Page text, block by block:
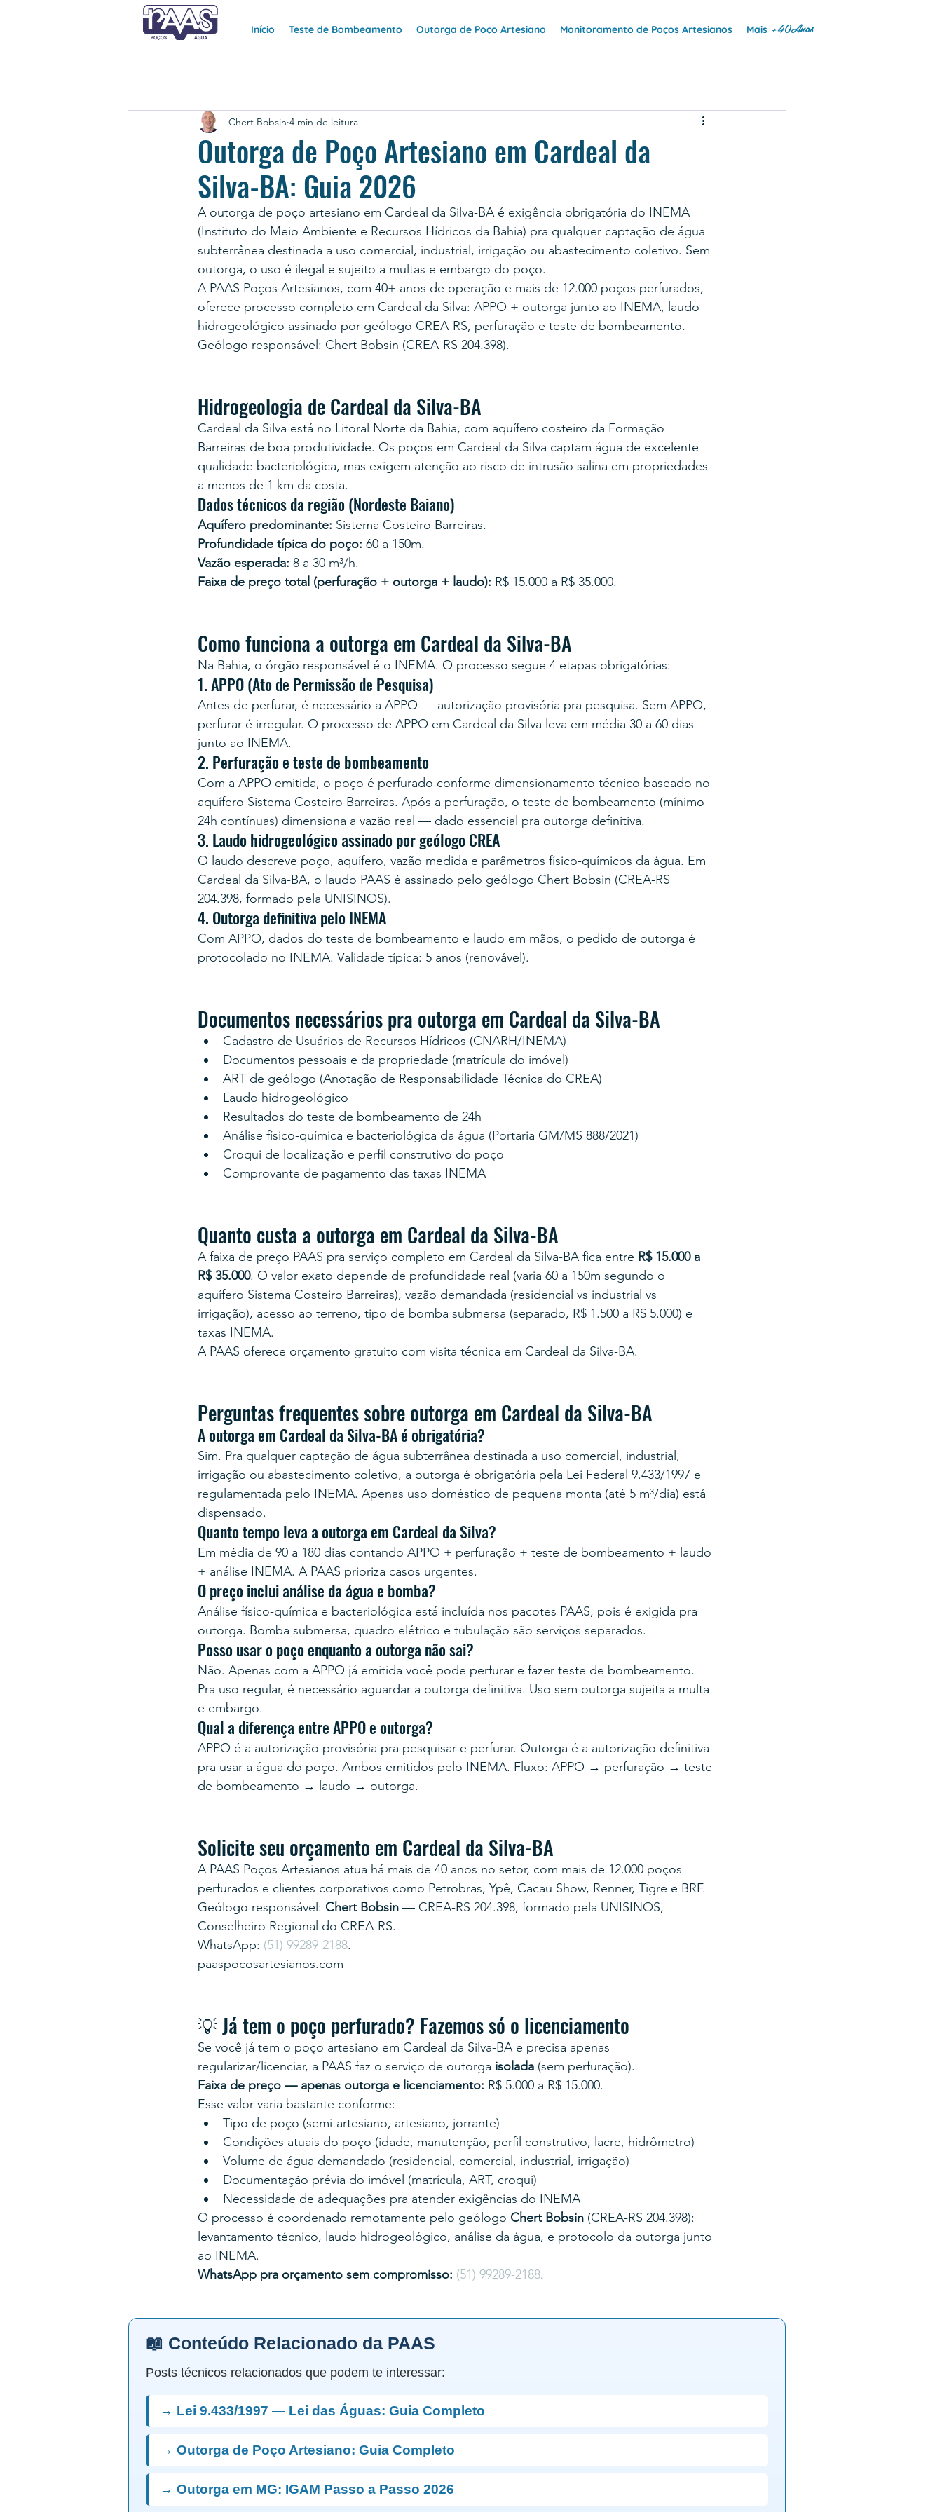
Início Teste de Bombeamento Outorga de Poço Artesiano Monitoramento de Poços Artesianos Mais +40Anos
Outorga de Poço Artesiano em Cardeal da
Silva-BA: Guia 2026
Chert Bobsin 4 min de leitura
A outorga de poço artesiano em Cardeal da Silva-BA é exigência obrigatória do INEMA
(Instituto do Meio Ambiente e Recursos Hídricos da Bahia) pra qualquer captação de água
subterrânea destinada a uso comercial, industrial, irrigação ou abastecimento coletivo. Sem
outorga, o uso é ilegal e sujeito a multas e embargo do poço.
A PAAS Poços Artesianos, com 40+ anos de operação e mais de 12.000 poços perfurados,
oferece processo completo em Cardeal da Silva: APPO + outorga junto ao INEMA, laudo
hidrogeológico assinado por geólogo CREA-RS, perfuração e teste de bombeamento.
Geólogo responsável: Chert Bobsin (CREA-RS 204.398).
Hidrogeologia de Cardeal da Silva-BA
Cardeal da Silva está no Litoral Norte da Bahia, com aquífero costeiro da Formação
Barreiras de boa produtividade. Os poços em Cardeal da Silva captam água de excelente
qualidade bacteriológica, mas exigem atenção ao risco de intrusão salina em propriedades
a menos de 1 km da costa.
Dados técnicos da região (Nordeste Baiano)
Aquífero predominante: Sistema Costeiro Barreiras.
Profundidade típica do poço: 60 a 150m.
Vazão esperada: 8 a 30 m³/h.
Faixa de preço total (perfuração + outorga + laudo): R$ 15.000 a R$ 35.000.
Como funciona a outorga em Cardeal da Silva-BA
Na Bahia, o órgão responsável é o INEMA. O processo segue 4 etapas obrigatórias:
1. APPO (Ato de Permissão de Pesquisa)
Antes de perfurar, é necessário a APPO — autorização provisória pra pesquisa. Sem APPO,
perfurar é irregular. O processo de APPO em Cardeal da Silva leva em média 30 a 60 dias
junto ao INEMA.
2. Perfuração e teste de bombeamento
Com a APPO emitida, o poço é perfurado conforme dimensionamento técnico baseado no
aquífero Sistema Costeiro Barreiras. Após a perfuração, o teste de bombeamento (mínimo
24h contínuas) dimensiona a vazão real — dado essencial pra outorga definitiva.
3. Laudo hidrogeológico assinado por geólogo CREA
O laudo descreve poço, aquífero, vazão medida e parâmetros físico-químicos da água. Em
Cardeal da Silva-BA, o laudo PAAS é assinado pelo geólogo Chert Bobsin (CREA-RS
204.398, formado pela UNISINOS).
4. Outorga definitiva pelo INEMA
Com APPO, dados do teste de bombeamento e laudo em mãos, o pedido de outorga é
protocolado no INEMA. Validade típica: 5 anos (renovável).
Documentos necessários pra outorga em Cardeal da Silva-BA
Cadastro de Usuários de Recursos Hídricos (CNARH/INEMA)
Documentos pessoais e da propriedade (matrícula do imóvel)
ART de geólogo (Anotação de Responsabilidade Técnica do CREA)
Laudo hidrogeológico
Resultados do teste de bombeamento de 24h
Análise físico-química e bacteriológica da água (Portaria GM/MS 888/2021)
Croqui de localização e perfil construtivo do poço
Comprovante de pagamento das taxas INEMA
Quanto custa a outorga em Cardeal da Silva-BA
A faixa de preço PAAS pra serviço completo em Cardeal da Silva-BA fica entre R$ 15.000 a
R$ 35.000. O valor exato depende de profundidade real (varia 60 a 150m segundo o
aquífero Sistema Costeiro Barreiras), vazão demandada (residencial vs industrial vs
irrigação), acesso ao terreno, tipo de bomba submersa (separado, R$ 1.500 a R$ 5.000) e
taxas INEMA.
A PAAS oferece orçamento gratuito com visita técnica em Cardeal da Silva-BA.
Perguntas frequentes sobre outorga em Cardeal da Silva-BA
A outorga em Cardeal da Silva-BA é obrigatória?
Sim. Pra qualquer captação de água subterrânea destinada a uso comercial, industrial,
irrigação ou abastecimento coletivo, a outorga é obrigatória pela Lei Federal 9.433/1997 e
regulamentada pelo INEMA. Apenas uso doméstico de pequena monta (até 5 m³/dia) está
dispensado.
Quanto tempo leva a outorga em Cardeal da Silva?
Em média de 90 a 180 dias contando APPO + perfuração + teste de bombeamento + laudo
+ análise INEMA. A PAAS prioriza casos urgentes.
O preço inclui análise da água e bomba?
Análise físico-química e bacteriológica está incluída nos pacotes PAAS, pois é exigida pra
outorga. Bomba submersa, quadro elétrico e tubulação são serviços separados.
Posso usar o poço enquanto a outorga não sai?
Não. Apenas com a APPO já emitida você pode perfurar e fazer teste de bombeamento.
Pra uso regular, é necessário aguardar a outorga definitiva. Uso sem outorga sujeita a multa
e embargo.
Qual a diferença entre APPO e outorga?
APPO é a autorização provisória pra pesquisar e perfurar. Outorga é a autorização definitiva
pra usar a água do poço. Ambos emitidos pelo INEMA. Fluxo: APPO → perfuração → teste
de bombeamento → laudo → outorga.
Solicite seu orçamento em Cardeal da Silva-BA
A PAAS Poços Artesianos atua há mais de 40 anos no setor, com mais de 12.000 poços
perfurados e clientes corporativos como Petrobras, Ypê, Cacau Show, Renner, Tigre e BRF.
Geólogo responsável: Chert Bobsin — CREA-RS 204.398, formado pela UNISINOS,
Conselheiro Regional do CREA-RS.
WhatsApp: (51) 99289-2188.
paaspocosartesianos.com
💡 Já tem o poço perfurado? Fazemos só o licenciamento
Se você já tem o poço artesiano em Cardeal da Silva-BA e precisa apenas
regularizar/licenciar, a PAAS faz o serviço de outorga isolada (sem perfuração).
Faixa de preço — apenas outorga e licenciamento: R$ 5.000 a R$ 15.000.
Esse valor varia bastante conforme:
Tipo de poço (semi-artesiano, artesiano, jorrante)
Condições atuais do poço (idade, manutenção, perfil construtivo, lacre, hidrômetro)
Volume de água demandado (residencial, comercial, industrial, irrigação)
Documentação prévia do imóvel (matrícula, ART, croqui)
Necessidade de adequações pra atender exigências do INEMA
O processo é coordenado remotamente pelo geólogo Chert Bobsin (CREA-RS 204.398):
levantamento técnico, laudo hidrogeológico, análise da água, e protocolo da outorga junto
ao INEMA.
WhatsApp pra orçamento sem compromisso: (51) 99289-2188.
📖 Conteúdo Relacionado da PAAS
Posts técnicos relacionados que podem te interessar:
→ Lei 9.433/1997 — Lei das Águas: Guia Completo
→ Outorga de Poço Artesiano: Guia Completo
→ Outorga em MG: IGAM Passo a Passo 2026